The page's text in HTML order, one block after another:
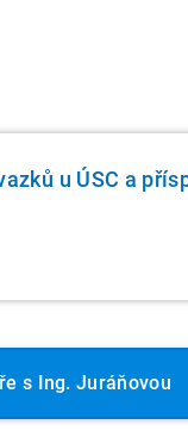
u ÚSC a
s Ing. Juráňovou